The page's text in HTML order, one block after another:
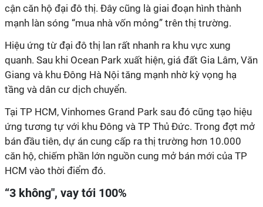
cận căn hộ đại đô thị. Đây cũng là giai đoạn hình thành
mạnh làn sóng “mua nhà vốn mỏng” trên thị trường.
Hiệu ứng từ đại đô thị lan rất nhanh ra khu vực xung
quanh. Sau khi Ocean Park xuất hiện, giá đất Gia Lâm, Văn
Giang và khu Đông Hà Nội tăng mạnh nhờ kỳ vọng hạ
tầng và dân cư dịch chuyển.
Tại TP HCM, Vinhomes Grand Park sau đó cũng tạo hiệu
ứng tương tự với khu Đông và TP Thủ Đức. Trong đợt mở
bán đầu tiên, dự án cung cấp ra thị trường hơn 10.000
căn hộ, chiếm phần lớn nguồn cung mở bán mới của TP
HCM vào thời điểm đó.
“3 không", vay tới 100%